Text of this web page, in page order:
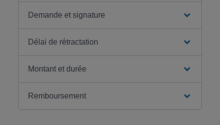
Demande et signature
Délai de rétractation
Montant et durée
Remboursement